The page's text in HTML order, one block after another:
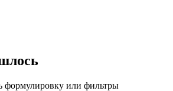
формулировку или фильтры